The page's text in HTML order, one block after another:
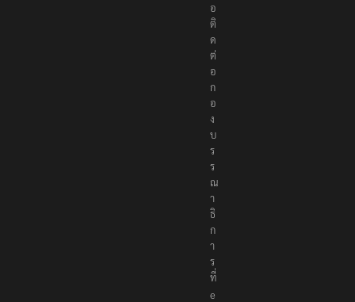
อ
ติ
ด
ต่
อ
ก
อ
ง
บ
ร
ร
ณ
า
ธิ
ก
า
ร
ที่
e